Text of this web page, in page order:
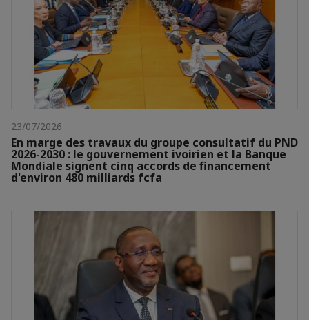
23/07/2026
En marge des travaux du groupe consultatif du PND
2026-2030 : le gouvernement ivoirien et la Banque
Mondiale signent cinq accords de financement
d'environ 480 milliards fcfa